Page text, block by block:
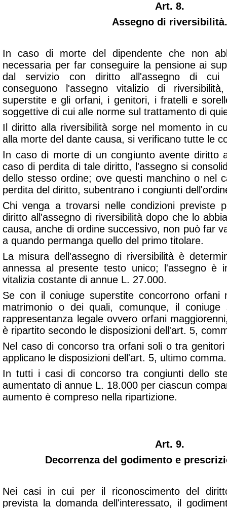
Art. 8.
Assegno di riversibilità.
In caso di morte del dipendente che non
necessaria per far conseguire la pensione ai
dal servizio con diritto all'assegno di cui
conseguono l'assegno vitalizio di
superstite e gli orfani, i genitori, i fratelli e
soggettive di cui alle norme sul trattamento di
Il diritto alla riversibilità sorge nel momento in
alla morte del dante causa, si verificano tutte le
In caso di morte di un congiunto avente diritto
caso di perdita di tale diritto, l'assegno si
dello stesso ordine; ove questi manchino o nel
perdita del diritto, subentrano i congiunti
Chi venga a trovarsi nelle condizioni previste
diritto all'assegno di riversibilità dopo che lo
causa, anche di ordine successivo, non può far
a quando permanga quello del primo titolare.
La misura dell'assegno di riversibilità è
annessa al presente testo unico; l'assegno è
vitalizia costante di annue L. 27.000.
Se con il coniuge superstite concorrono orfani
matrimonio o dei quali, comunque, il coniuge
rappresentanza legale ovvero orfani
è ripartito secondo le disposizioni dell'art. 5,
Nel caso di concorso tra orfani soli o tra
applicano le disposizioni dell'art. 5, ultimo comma.
In tutti i casi di concorso tra congiunti dello
aumentato di annue L. 18.000 per ciascun
aumento è compreso nella ripartizione.
Art. 9.
Decorrenza del godimento e
Nei casi in cui per il riconoscimento del
prevista la domanda dell'interessato, il